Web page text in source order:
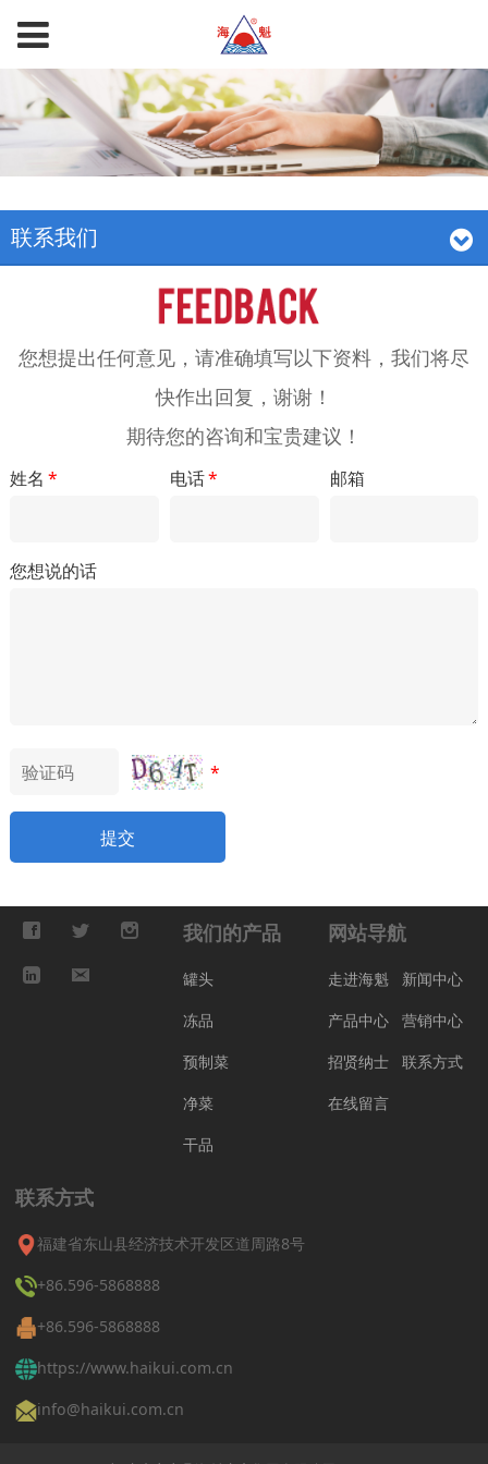
联系我们
您想提出任何意见，请准确填写以下资料，我们将尽
快作出回复，谢谢！
期待您的咨询和宝贵建议！
姓名 * 电话* 邮箱
您想说的话
*
提交
我们的产品
罐头
冻品
预制菜
净菜
干品
网站导航
走进海魁
新闻中心
产品中心
营销中心
招贤纳士
联系方式
在线留言
联系方式
福建省东山县经济技术开发区道周路8号
+86.596-5868888
+86.596-5868888
https://www.haikui.com.cn
info@haikui.com.cn